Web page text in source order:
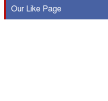
৫
Our Like Page